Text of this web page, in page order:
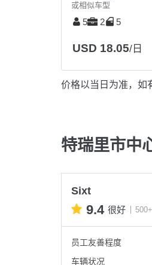
或相似车型
5 2 5
USD 18.05/日
价格以当日为准，如
特瑞里市中
Sixt
9.4 很好
员工友善程度
车辆状况